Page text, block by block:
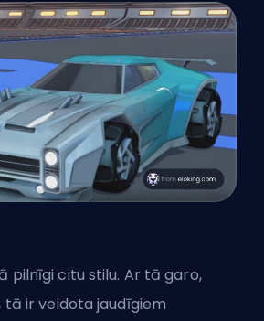
pilnīgi citu stilu. Ar tā garo,
tā ir veidota jaudīgiem